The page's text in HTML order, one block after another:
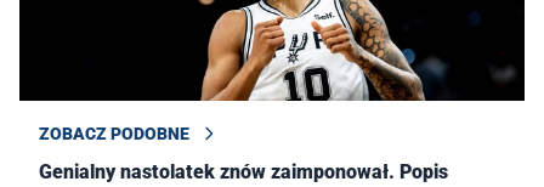
ZOBACZ PODOBNE
Genialny nastolatek znów zaimponował. Popis